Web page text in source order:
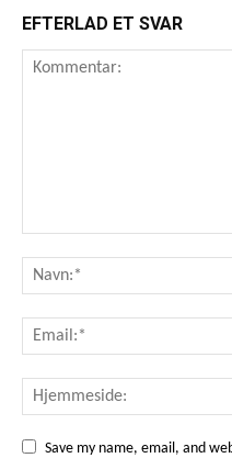
EFTERLAD ET SVAR
Save my name, email, and